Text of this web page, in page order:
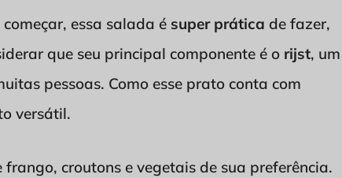
essa salada é super prática de fazer,
que seu principal componente é o rijst, um
pessoas. Como esse prato conta com
versátil.
frango, croutons e vegetais de sua preferência.